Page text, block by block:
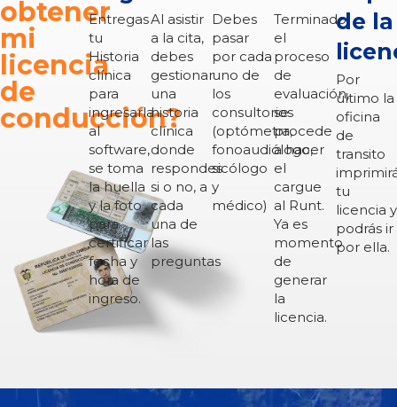
obtener
mi
licencia
de
conducción?
Entregas
tu
Historia
clínica
para
ingresarla
al
software,
se toma
la huella
y la foto
para
certificar
fecha y
hora de
ingreso.
Al asistir
a la cita,
debes
gestionar
una
historia
clínica
donde
respondes
si o no, a
cada
una de
las
preguntas
Debes
pasar
por cada
uno de
los
consultorios
(optómetra,
fonoaudiólogo,
sicólogo
y
médico)
Terminado
el
proceso
de
evaluación,
se
procede
a hacer
el
cargue
al Runt.
Ya es
momento
de
generar
la
licencia.
de la
Por
último la
oficina
de
transito
tu
licencia y
podrás ir
por ella.